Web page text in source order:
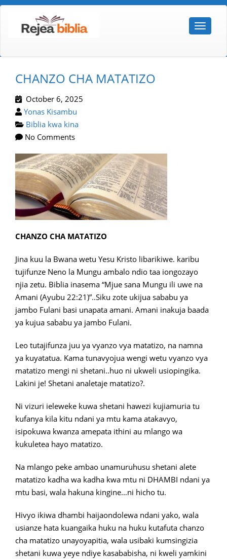
CHANZO CHA MATATIZO
October 6, 2025
Yonas Kisambu
Biblia kwa kina
No Comments
CHANZO CHA MATATIZO
Jina kuu la Bwana wetu Yesu Kristo libarikiwe. karibu
tujifunze Neno la Mungu ambalo ndio taa iongozayo
njia zetu. Biblia inasema “Mjue sana Mungu ili uwe na
Amani (Ayubu 22:21)”..Siku zote ukijua sababu ya
jambo Fulani basi unapata amani. Amani inakuja baada
ya kujua sababu ya jambo Fulani.
Leo tutajifunza juu ya vyanzo vya matatizo, na namna
ya kuyatatua. Kama tunavyojua wengi wetu vyanzo vya
matatizo mengi ni shetani..huo ni ukweli usiopingika.
Lakini je! Shetani analetaje matatizo?.
Ni vizuri ieleweke kuwa shetani hawezi kujiamuria tu
kufanya kila kitu ndani ya mtu kama atakavyo,
isipokuwa kwanza amepata ithini au mlango wa
kukuletea hayo matatizo.
Na mlango peke ambao unamuruhusu shetani alete
matatizo kadha wa kadha kwa mtu ni DHAMBI ndani ya
mtu basi, wala hakuna kingine…ni hicho tu.
Hivyo ikiwa dhambi haijaondolewa ndani yako, wala
usianze hata kuangaika huku na huku kutafuta chanzo
cha matatizo unayoyapitia, wala usibaki kumsingizia
shetani kuwa yeye ndiye kasababisha, ni kweli yamkini